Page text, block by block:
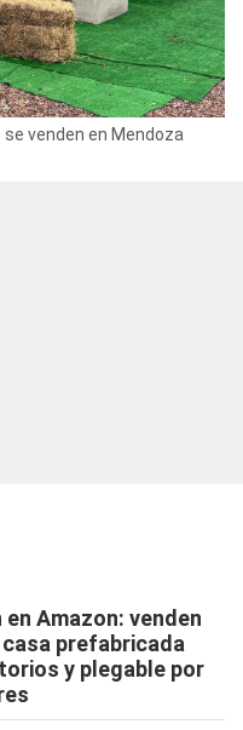
venden en Mendoza
en Amazon: venden
prefabricada
y plegable por